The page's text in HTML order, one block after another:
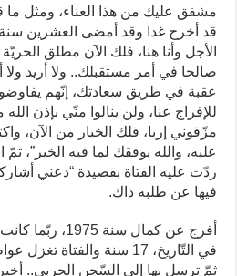
مشفق عليك من هذا العناء، ومثل ما
قد أخرج غدا وقد أمضى العشرين سنة
الأجل وأنا هنا، فلك الآن مطلق
صالحا في أمر مستقبلك.. ولا أريد
عقبة في طريق سعادتك، إنّهم
للإفراج عنا، ولن ينالوا منّي بإذن
مزّقوني إربا، فلك الخيار من الآن،
عليه، والله يوفقك لما فيه الخير”،
ردّت عليه الفتاة بقصيدة “دعني
فيها عن طلبه ذاك.
أفرج عن كمال
في التّاريخ، 17 سنة
ثمّ ترسل بها إلى السّجن الحربي..